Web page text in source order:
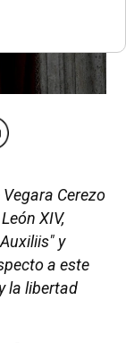
Cerezo
XIV,
y
a este
la libertad